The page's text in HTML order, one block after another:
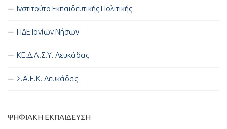
Ινστιτούτο Εκπαιδευτικής Πολιτικής
ΠΔΕ Ιονίων Νήσων
ΚΕ.Δ.Α.Σ.Υ. Λευκάδας
Σ.Α.Ε.Κ. Λευκάδας
ΨΗΦΙΑΚΉ ΕΚΠΑΊΔΕΥΣΗ